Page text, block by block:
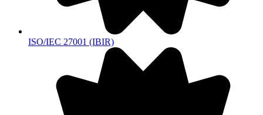
ISO/IEC 27001 (IBIR)